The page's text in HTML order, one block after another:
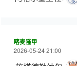
喀麦隆甲
2026-05-24 21:00